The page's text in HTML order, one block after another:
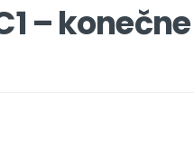
–